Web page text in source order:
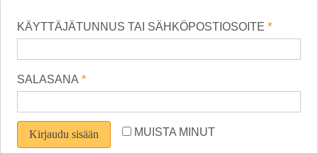
KÄYTTÄJÄTUNNUS TAI SÄHKÖPOSTIOSOITE *
SALASANA *
MUISTA MINUT
Kirjaudu sisään